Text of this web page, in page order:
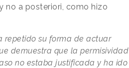
no a posteriori, como hizo
repetido su forma de actuar
demuestra que la permisividad
no estaba justificada y ha ido